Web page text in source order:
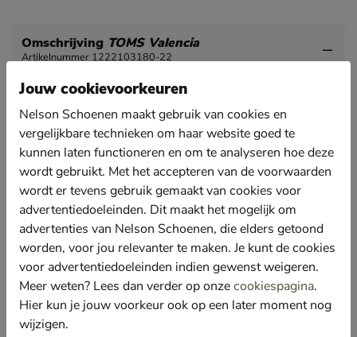
Omschrijving TOMS Valencia
Artikelnummer 1222103180-22
Toms Valencia dames espadrille
Een espadrille moet iedere vrouw in de collectie
hebben. En Toms blinkt dan natuurlijk uit!
Uitgevoerd in linnen met metallic draad voor een
subtiele glitter. Het opengewerkte patroon zorgt voor
een betere doorademing.
Gevoerd met canvas wat een fijne verkoelende
werking heeft op warme dagen.
Voorzien van een OrthoLite® EcoLT-Hybrid-voetbed.
Deze is onder andere gemaakt van milievriendelijke
materialen en gerecycled rubber en biedt goede
demping bij iedere stap.
Afgewerkt met een plateauzool met touwafwerking
Jouw cookievoorkeuren
Nelson Schoenen maakt gebruik van cookies en
vergelijkbare technieken om haar website goed te
kunnen laten functioneren en om te analyseren hoe deze
wordt gebruikt. Met het accepteren van de voorwaarden
wordt er tevens gebruik gemaakt van cookies voor
advertentiedoeleinden. Dit maakt het mogelijk om
advertenties van Nelson Schoenen, die elders getoond
worden, voor jou relevanter te maken. Je kunt de cookies
voor advertentiedoeleinden indien gewenst weigeren.
Meer weten? Lees dan verder op onzecookiespagina.
Hier kun je jouw voorkeur ook op een later moment nog
wijzigen.